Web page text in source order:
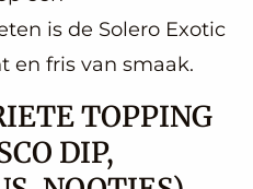
is de Solero Exotic
en fris van smaak.
TOPPING
DIP,